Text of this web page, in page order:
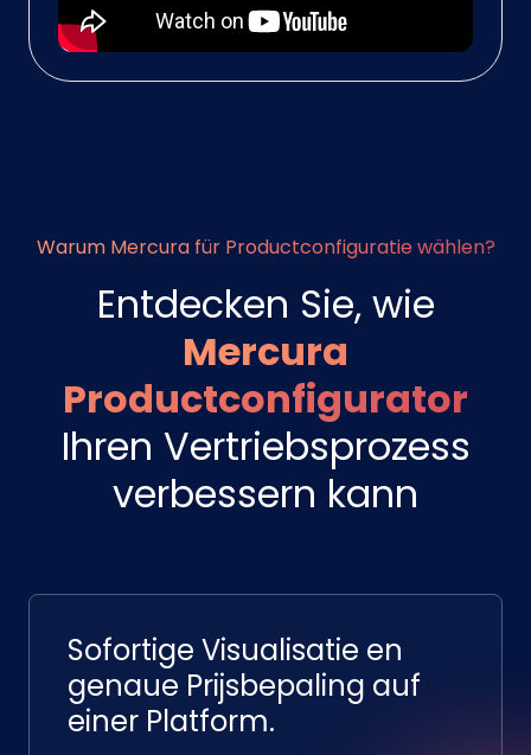
Warum Mercura für Productconfiguratie wählen?
Entdecken Sie, wie
Mercura
Productconfigurator
Ihren Vertriebsprozess
verbessern kann
Sofortige Visualisatie en
genaue Prijsbepaling auf
einer Platform.